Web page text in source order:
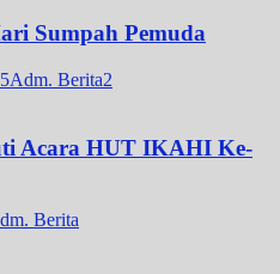
Sumpah Pemuda
Adm. Berita2
Acara HUT IKAHI Ke-
Berita